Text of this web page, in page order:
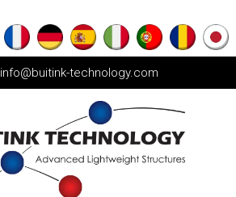
info@buitink-technology.com